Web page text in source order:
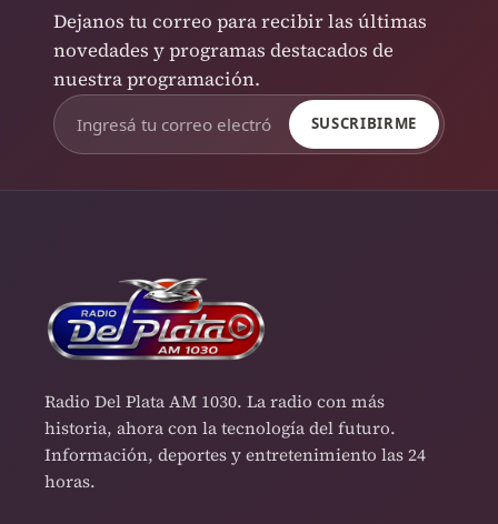
Dejanos tu correo para recibir las últimas
novedades y programas destacados de
nuestra programación.
SUSCRIBIRME
Radio Del Plata AM 1030. La radio con más
historia, ahora con la tecnología del futuro.
Información, deportes y entretenimiento las 24
horas.